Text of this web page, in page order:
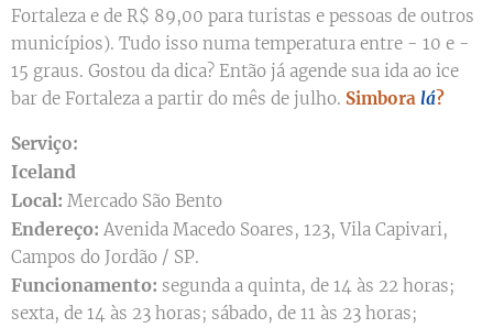
Fortaleza e de R$ 89,00 para turistas e pessoas de outros
municípios). Tudo isso numa temperatura entre - 10 e -
15 graus. Gostou da dica? Então já agende sua ida ao ice
bar de Fortaleza a partir do mês de julho. Simbora lá?
Serviço:
Iceland
Local: Mercado São Bento
Endereço: Avenida Macedo Soares, 123, Vila Capivari,
Campos do Jordão / SP.
Funcionamento: segunda a quinta, de 14 às 22 horas;
sexta, de 14 às 23 horas; sábado, de 11 às 23 horas;